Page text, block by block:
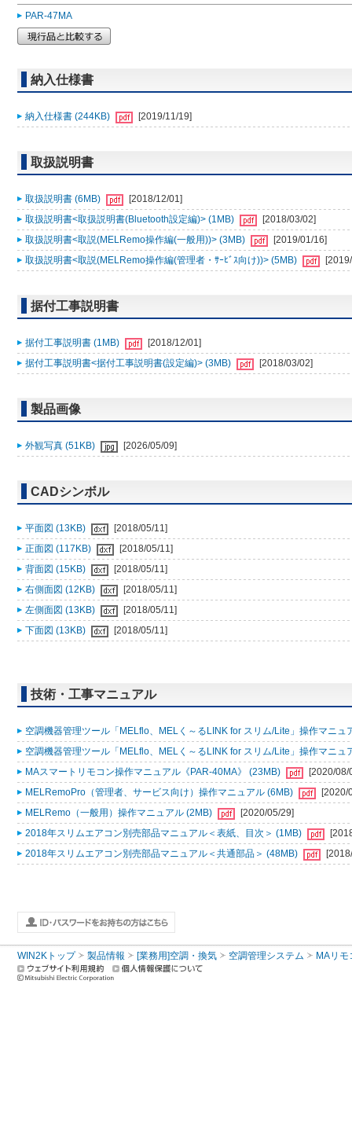
PAR-47MA
納入仕様書
納入仕様書 (244KB) [2019/11/19]
取扱説明書
取扱説明書 (6MB)
[2018/12/01]
取扱説明書<取扱説明書(Bluetooth設定編)> (1MB)
[2018/03/02]
取扱説明書<取説(MELRemo操作編(一般用))> (3MB)
[2019/01/16]
取扱説明書<取説(MELRemo操作編(管理者・ｻｰﾋﾞｽ向け))> (5MB)
据付工事説明書
据付工事説明書 (1MB)
[2018/12/01]
据付工事説明書<据付工事説明書(設定編)> (3MB)
[2018/03/02]
製品画像
外観写真 (51KB) [2026/05/09]
CADシンボル
平面図 (13KB)
[2018/05/11]
正面図 (117KB)
[2018/05/11]
背面図 (15KB)
[2018/05/11]
右側面図 (12KB)
[2018/05/11]
左側面図 (13KB)
[2018/05/11]
下面図 (13KB)
[2018/05/11]
技術・工事マニュアル
空調機器管理ツール「MELflo、MELく～るLINK for スリム/Lite」操作マニュ
空調機器管理ツール「MELflo、MELく～るLINK for スリム/Lite」操作マニュ
MAスマートリモコン操作マニュアル《PAR-40MA》 (23MB)
[2020/08/
MELRemoPro（管理者、サービス向け）操作マニュアル (6MB)
[2020/
MELRemo（一般用）操作マニュアル (2MB)
[2020/05/29]
2018年スリムエアコン別売部品マニュアル＜表紙、目次＞ (1MB)
2018年スリムエアコン別売部品マニュアル＜共通部品＞ (48MB)
WIN2Kトップ 製品情報 [業務用]空調・換気 空調管理システム MAリモ